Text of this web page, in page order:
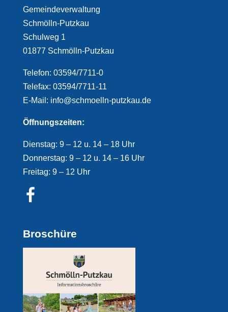
Gemeindeverwaltung
Schmölln-Putzkau
Schulweg 1
01877 Schmölln-Putzkau
Telefon: 03594/7711-0
Telefax: 03594/7711-11
E-Mail: info@schmoelln-putzkau.de
Öffnungszeiten:
Dienstag: 9 – 12 u. 14 – 18 Uhr
Donnerstag: 9 – 12 u. 14 – 16 Uhr
Freitag: 9 – 12 Uhr
Broschüre